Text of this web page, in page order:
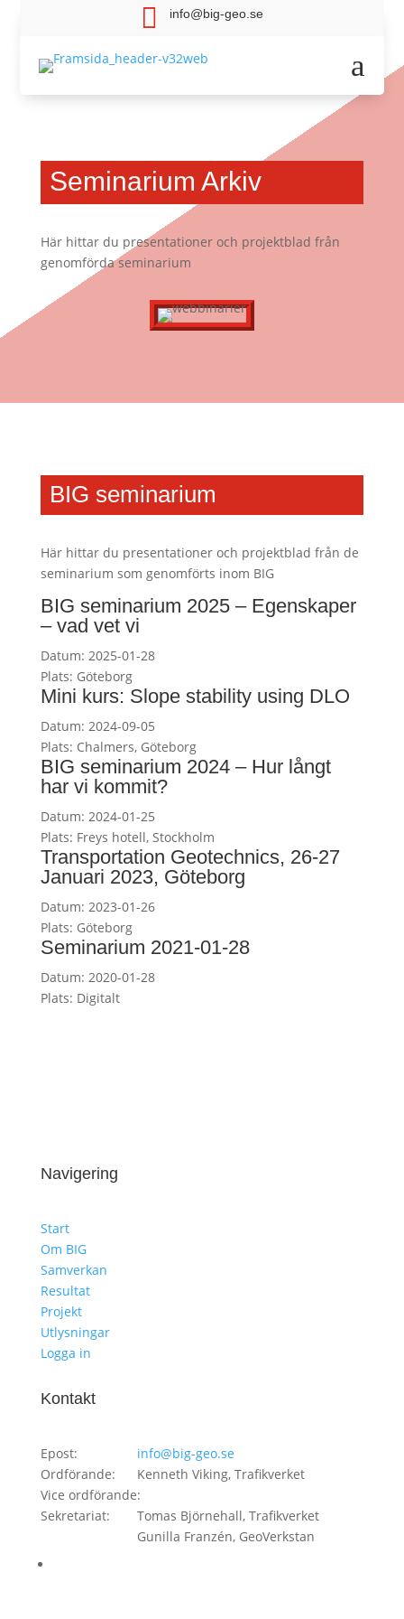
 info@big-geo.se
a
Seminarium Arkiv
Här hittar du presentationer och projektblad från
genomförda seminarium
BIG seminarium
Här hittar du presentationer och projektblad från de
seminarium som genomförts inom BIG
BIG seminarium 2025 – Egenskaper
– vad vet vi
Datum: 2025-01-28
Plats: Göteborg
Mini kurs: Slope stability using DLO
Datum: 2024-09-05
Plats: Chalmers, Göteborg
BIG seminarium 2024 – Hur långt
har vi kommit?
Datum: 2024-01-25
Plats: Freys hotell, Stockholm
Transportation Geotechnics, 26-27
Januari 2023, Göteborg
Datum: 2023-01-26
Plats: Göteborg
Seminarium 2021-01-28
Datum: 2020-01-28
Plats: Digitalt
Navigering
Start
Om BIG
Samverkan
Resultat
Projekt
Utlysningar
Logga in
Kontakt
Epost:
info@big-geo.se
Ordförande:
Kenneth Viking, Trafikverket
Vice ordförande:
Tomas Björnehall, Trafikverket
Sekretariat:
Gunilla Franzén, GeoVerkstan